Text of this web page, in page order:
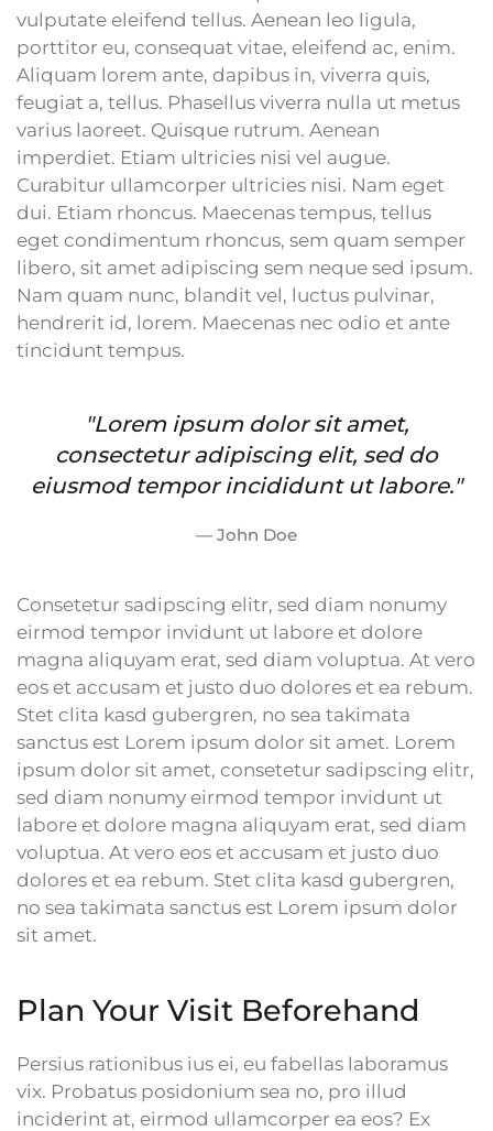
vulputate eleifend tellus. Aenean leo ligula,
porttitor eu, consequat vitae, eleifend ac, enim.
Aliquam lorem ante, dapibus in, viverra quis,
feugiat a, tellus. Phasellus viverra nulla ut metus
varius laoreet. Quisque rutrum. Aenean
imperdiet. Etiam ultricies nisi vel augue.
Curabitur ullamcorper ultricies nisi. Nam eget
dui. Etiam rhoncus. Maecenas tempus, tellus
eget condimentum rhoncus, sem quam semper
libero, sit amet adipiscing sem neque sed ipsum.
Nam quam nunc, blandit vel, luctus pulvinar,
hendrerit id, lorem. Maecenas nec odio et ante
tincidunt tempus.
"Lorem ipsum dolor sit amet,
consectetur adipiscing elit, sed do
eiusmod tempor incididunt ut labore."
John Doe
Consetetur sadipscing elitr, sed diam nonumy
eirmod tempor invidunt ut labore et dolore
magna aliquyam erat, sed diam voluptua. At vero
eos et accusam et justo duo dolores et ea rebum.
Stet clita kasd gubergren, no sea takimata
sanctus est Lorem ipsum dolor sit amet. Lorem
ipsum dolor sit amet, consetetur sadipscing elitr,
sed diam nonumy eirmod tempor invidunt ut
labore et dolore magna aliquyam erat, sed diam
voluptua. At vero eos et accusam et justo duo
dolores et ea rebum. Stet clita kasd gubergren,
no sea takimata sanctus est Lorem ipsum dolor
sit amet.
Plan Your Visit Beforehand
Persius rationibus ius ei, eu fabellas laboramus
vix. Probatus posidonium sea no, pro illud
inciderint at, eirmod ullamcorper ea eos? Ex